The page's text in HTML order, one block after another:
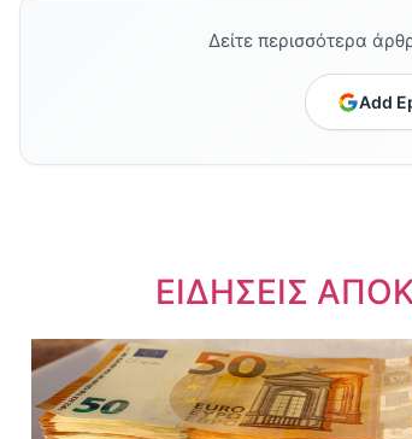
Δείτε περισσότερα
Add
ΕΙΔΗΣΕΙΣ
Dnews.gr